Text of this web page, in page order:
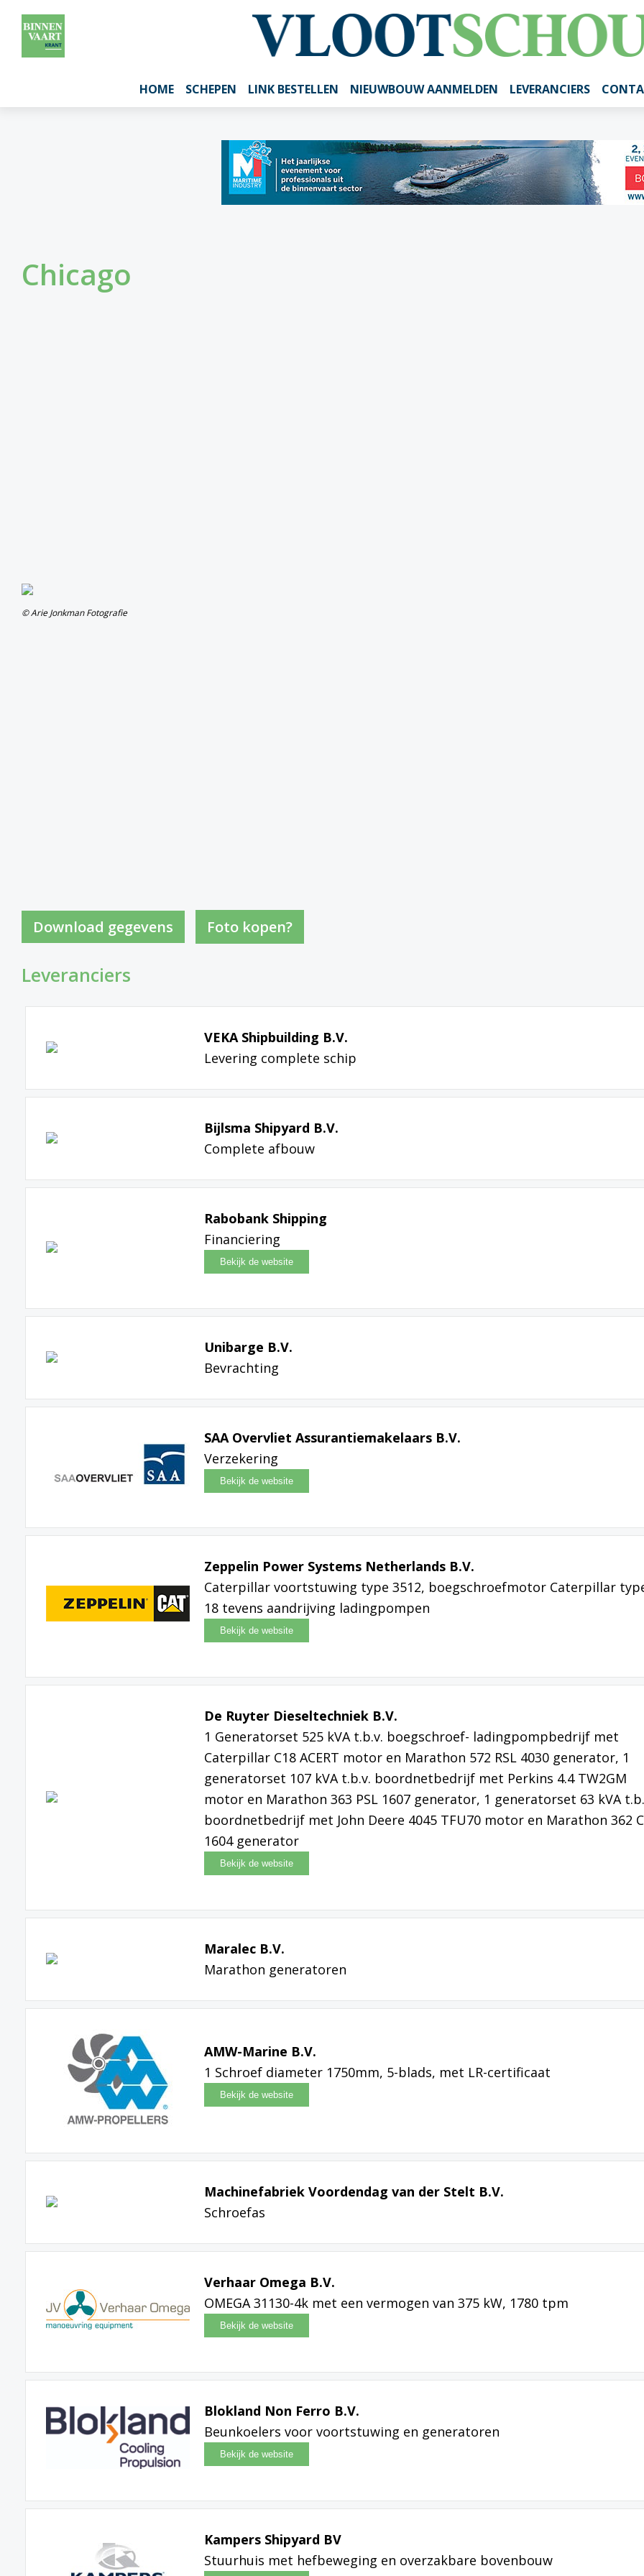
HOME SCHEPEN LINK BESTELLEN NIEUWBOUW AANMELDEN LEVERANCIERS
Chicago
© Arie Jonkman Fotografie
Foto kopen?
Leveranciers
VEKA Shipbuilding B.V.
Levering complete schip
Bijlsma Shipyard B.V.
Complete afbouw
Rabobank Shipping
Financiering
Unibarge B.V.
Bevrachting
SAA Overvliet Assurantiemakelaars B.V.
Verzekering
Zeppelin Power Systems Netherlands B.V.
Caterpillar voortstuwing type 3512, boegschroefmotor Caterpillar
18 tevens aandrijving ladingpompen
De Ruyter Dieseltechniek B.V.
1 Generatorset 525 kVA t.b.v. boegschroef- ladingpompbedrijf met
Caterpillar C18 ACERT motor en Marathon 572 RSL 4030 generator, 1
generatorset 107 kVA t.b.v. boordnetbedrijf met Perkins 4.4 TW2GM
motor en Marathon 363 PSL 1607 generator, 1 generatorset 63 kVA
boordnetbedrijf met John Deere 4045 TFU70 motor en Marathon 362
1604 generator
Maralec B.V.
Marathon generatoren
AMW-Marine B.V.
1 Schroef diameter 1750mm, 5-blads, met LR-certificaat
Machinefabriek Voordendag van der Stelt B.V.
Schroefas
Verhaar Omega B.V.
OMEGA 31130-4k met een vermogen van 375 kW, 1780 tpm
Blokland Non Ferro B.V.
Beunkoelers voor voortstuwing en generatoren
Kampers Shipyard BV
Stuurhuis met hefbeweging en overzakbare bovenbouw